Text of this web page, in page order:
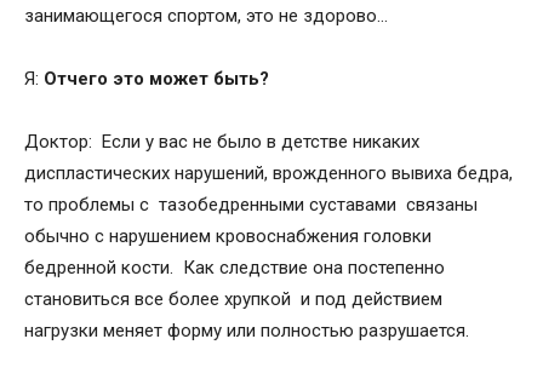
занимающегося спортом, это не здорово…
Я: Отчего это может быть?
Доктор: Если у вас не было в детстве никаких
диспластических нарушений, врожденного вывиха бедра,
то проблемы с тазобедренными суставами связаны
обычно с нарушением кровоснабжения головки
бедренной кости. Как следствие она постепенно
становиться все более хрупкой и под действием
нагрузки меняет форму или полностью разрушается.